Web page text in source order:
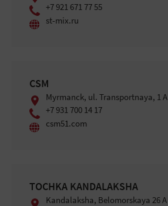
+7 921 671 77 55
st-mix.ru
CSM
Mуrmanck, ul. Transportnaya, 1 A
+7 931 700 14 17
csm51.com
TOCHKA KANDALAKSHA
Kandalaksha, Belomorskaya 26 A